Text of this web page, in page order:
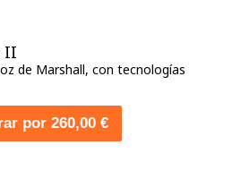
II
de Marshall, con tecnologías
por 260,00 €